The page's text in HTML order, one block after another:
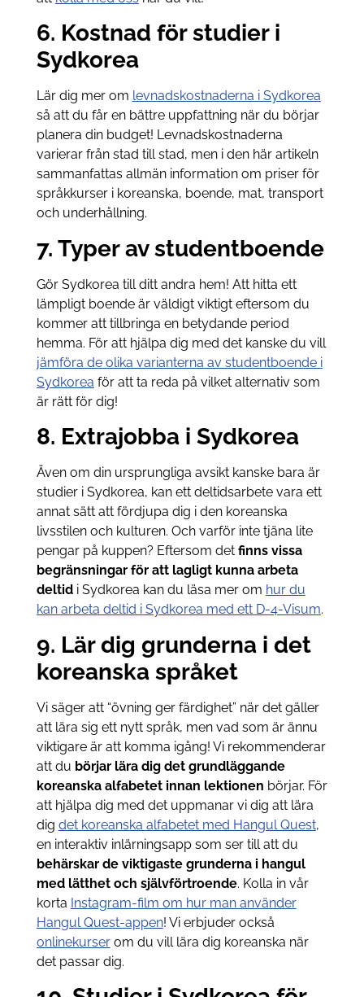
6. Kostnad för studier i
Sydkorea
Lär dig mer om levnadskostnaderna i Sydkorea
så att du får en bättre uppfattning när du börjar
planera din budget! Levnadskostnaderna
varierar från stad till stad, men i den här artikeln
sammanfattas allmän information om priser för
språkkurser i koreanska, boende, mat, transport
och underhållning.
7. Typer av studentboende
Gör Sydkorea till ditt andra hem! Att hitta ett
lämpligt boende är väldigt viktigt eftersom du
kommer att tillbringa en betydande period
hemma. För att hjälpa dig med det kanske du vill
jämföra de olika varianterna av studentboende i
Sydkorea för att ta reda på vilket alternativ som
är rätt för dig!
8. Extrajobba i Sydkorea
Även om din ursprungliga avsikt kanske bara är
studier i Sydkorea, kan ett deltidsarbete vara ett
annat sätt att fördjupa dig i den koreanska
livsstilen och kulturen. Och varför inte tjäna lite
pengar på kuppen? Eftersom det finns vissa
begränsningar för att lagligt kunna arbeta
deltidi Sydkorea kan du läsa mer om hur du
kan arbeta deltid i Sydkorea med ett D-4-Visum.
9. Lär dig grunderna i det
koreanska språket
Vi säger att “övning ger färdighet” när det gäller
att lära sig ett nytt språk, men vad som är ännu
viktigare är att komma igång! Vi rekommenderar
att du börjar lära dig det grundläggande
koreanska alfabetet innan lektionen börjar. För
att hjälpa dig med det uppmanar vi dig att lära
dig det koreanska alfabetet med Hangul Quest,
en interaktiv inlärningsapp som ser till att du
behärskar de viktigaste grunderna i hangul
med lätthet och självförtroende. Kolla in vår
korta Instagram-film om hur man använder
Hangul Quest-appen! Vi erbjuder också
onlinekurserom du vill lära dig koreanska när
det passar dig.